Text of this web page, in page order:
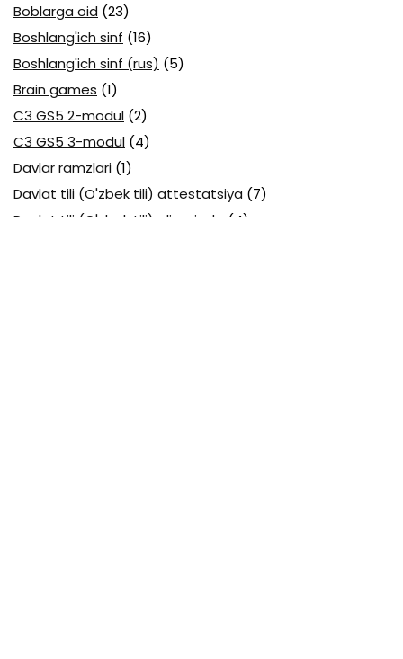
Boblarga oid (23)
Boshlang'ich sinf (16)
Boshlang'ich sinf (rus) (5)
Brain games (1)
C3 GS5 2-modul (2)
C3 GS5 3-modul (4)
Davlar ramzlari (1)
Davlat tili (O'zbek tili) attestatsiya (7)
Davlat tili (O'zbek tili) olimpiada
(4)